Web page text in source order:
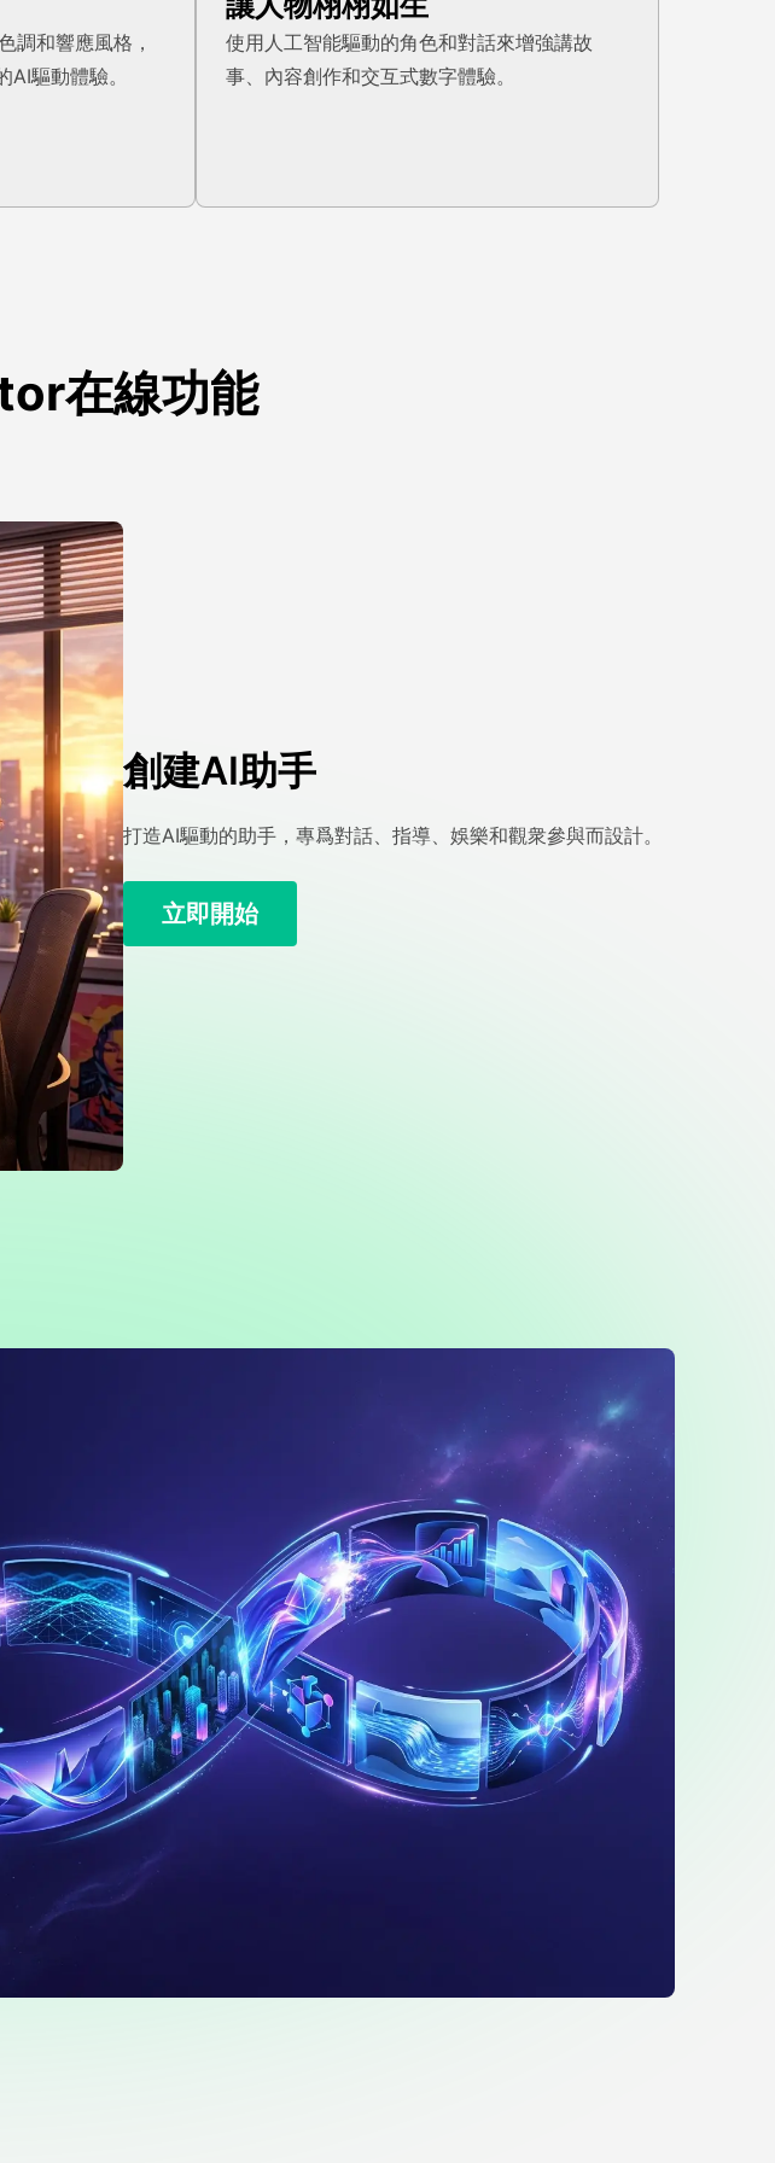
調和響應風格，
驅動體驗。
使用人工智能驅動的角色和對話來增強講故
事、內容創作和交互式數字體驗。
在線功能
創建AI助手
打造AI驅動的助手，專爲對話、指導、娛樂和觀衆參與而設計。
立即開始